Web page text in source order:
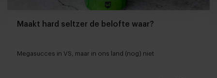
Maakt hard seltzer de belofte waar?
Megasucces in VS, maar in ons land (nog) niet